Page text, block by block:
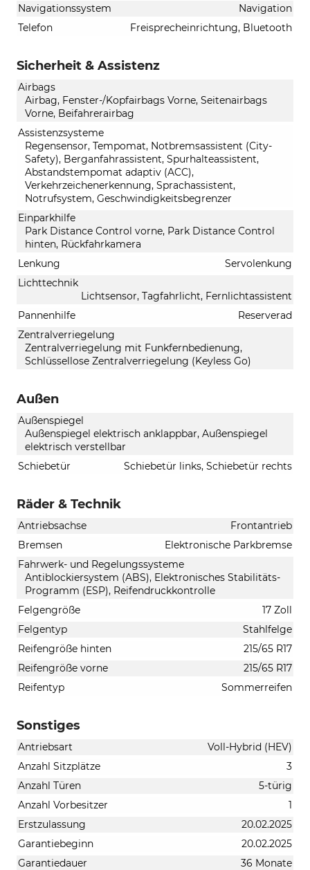
Navigationssystem
Navigation
Telefon
Freisprecheinrichtung, Bluetooth
Sicherheit & Assistenz
Airbags
Airbag, Fenster-/Kopfairbags Vorne, Seitenairbags
Vorne, Beifahrerairbag
Assistenzsysteme
Regensensor, Tempomat, Notbremsassistent (City-
Safety), Berganfahrassistent, Spurhalteassistent,
Abstandstempomat adaptiv (ACC),
Verkehrzeichenerkennung, Sprachassistent,
Notrufsystem, Geschwindigkeitsbegrenzer
Einparkhilfe
Park Distance Control vorne, Park Distance Control
hinten, Rückfahrkamera
Lenkung
Servolenkung
Lichttechnik
Lichtsensor, Tagfahrlicht, Fernlichtassistent
Pannenhilfe
Reserverad
Zentralverriegelung
Zentralverriegelung mit Funkfernbedienung,
Schlüssellose Zentralverriegelung (Keyless Go)
Außen
Außenspiegel
Außenspiegel elektrisch anklappbar, Außenspiegel
elektrisch verstellbar
Schiebetür
Schiebetür links, Schiebetür rechts
Räder & Technik
Antriebsachse
Frontantrieb
Bremsen
Elektronische Parkbremse
Fahrwerk- und Regelungssysteme
Antiblockiersystem (ABS), Elektronisches Stabilitäts-
Programm (ESP), Reifendruckkontrolle
Felgengröße
17 Zoll
Felgentyp
Stahlfelge
Reifengröße hinten
215/65 R17
Reifengröße vorne
215/65 R17
Reifentyp
Sommerreifen
Sonstiges
Antriebsart
Voll-Hybrid (HEV)
Anzahl Sitzplätze
3
Anzahl Türen
5-türig
Anzahl Vorbesitzer
1
Erstzulassung
20.02.2025
Garantiebeginn
20.02.2025
Garantiedauer
36 Monate